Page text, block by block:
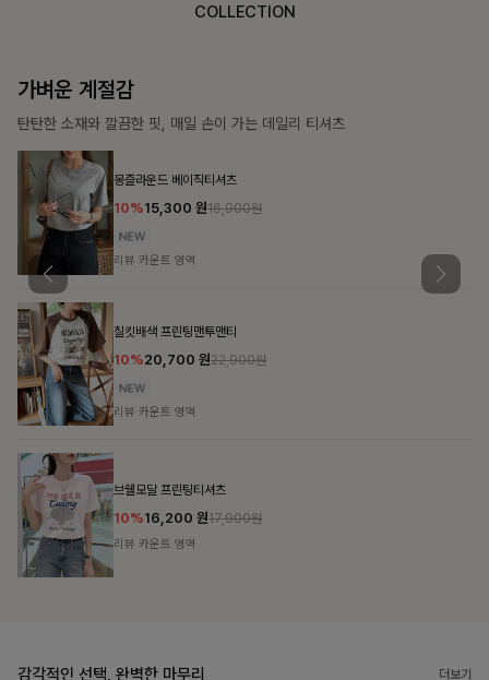
COLLECTION
가장 쉬운 코디
특별한 날부터 일상까지 함께하는 룩
쥬빌스트링 포켓원피스
17%48,900원58,900원
리뷰 카운트 영역
블룬티 나시원피스+셔츠SET
15%31,900 원37,500원
리뷰 카운트 영역
감각적인 선택, 완벽한 마무리 더보기